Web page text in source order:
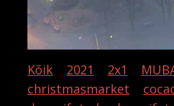
Kõik 2021 2x1
christmasmarket